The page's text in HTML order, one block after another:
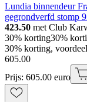
Lundia binnendeur
gegrondverfd stomp
423.50 met Club
30% korting30%
30% korting,
605.00
Prijs: 605.00 euro